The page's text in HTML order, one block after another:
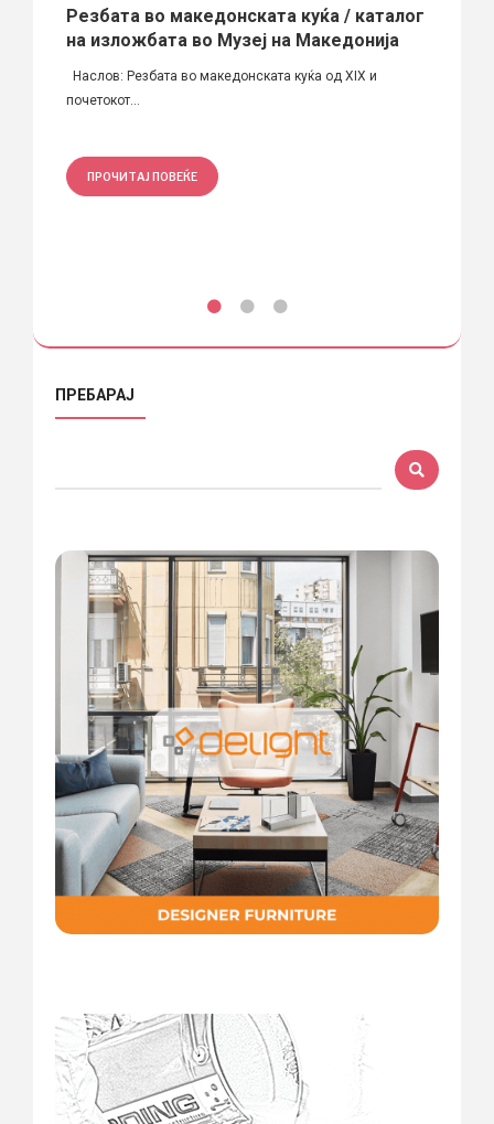
Резбата во македонската куќа / каталог
на изложбата во Музеј на Македонија
Наслов: Резбата во македонската куќа од XIX и
почетокот...
ПРОЧИТАЈ ПОВЕЌЕ
ПРЕБАРАЈ